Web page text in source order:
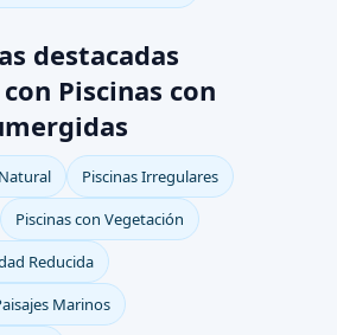
destacadas
Piscinas con
Piscinas Irregulares
Piscinas con Vegetación
Reducida
Marinos